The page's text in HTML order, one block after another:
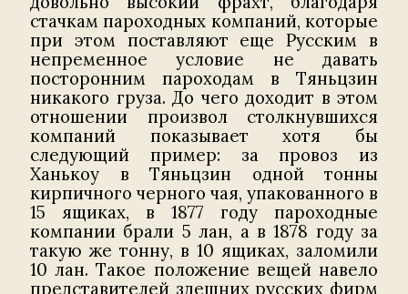
стачкам пароходных компаний, которые
при этом поставляют еще Русским в
непременное условие не давать
посторонним пароходам в Тяньцзин
никакого груза. До чего доходит в этом
отношении произвол столкнувшихся
компаний показывает хотя бы
следующий пример: за провоз из
Ханькоу в Тяньцзин одной тонны
кирпичного черного чая, упакованного в
15 ящиках, в 1877 году пароходные
компании брали 5 лан, а в 1878 году за
такую же тонну, в 10 ящиках, заломили
10 лан. Такое положение вещей навело
представителей здешних русских фирм